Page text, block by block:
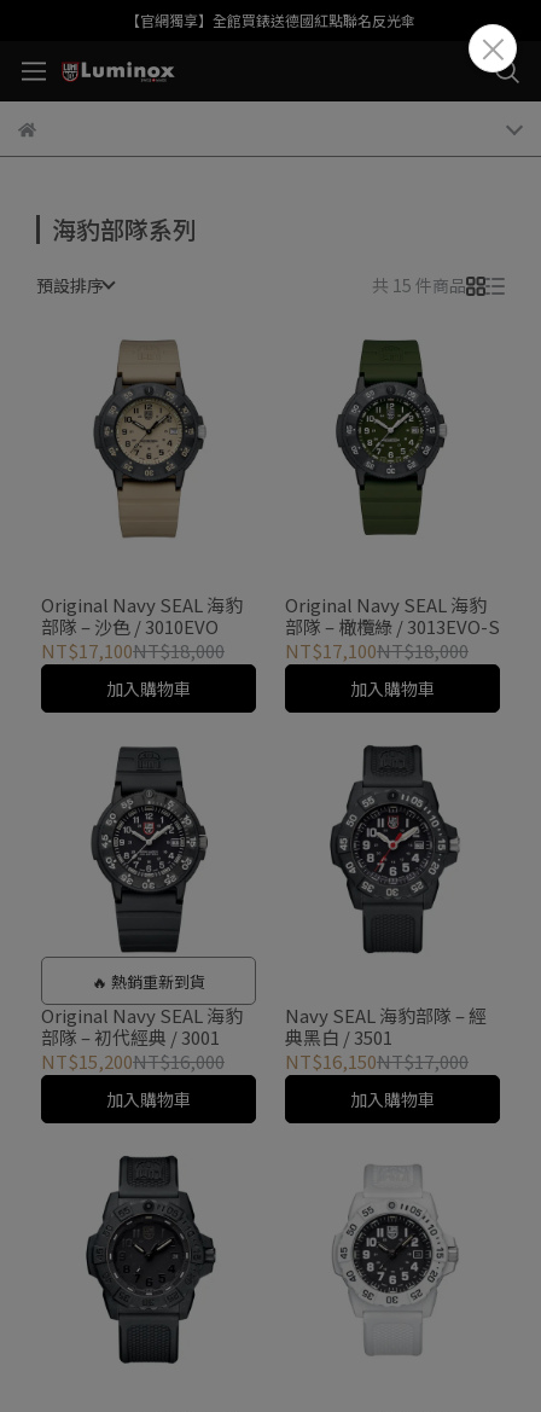
【官網獨享】全館買錶送德國紅點聯名反光傘
海豹部隊系列
預設排序 共 15 件商品
Original Navy SEAL 海豹
部隊 – 沙色 / 3010EVO
NT$17,100NT$18,000
加入購物車
Original Navy SEAL 海豹
部隊 – 橄欖綠 / 3013EVO-S
NT$17,100NT$18,000
加入購物車
🔥 熱銷重新到貨
Original Navy SEAL 海豹
部隊 – 初代經典 / 3001
NT$15,200NT$16,000
加入購物車
Navy SEAL 海豹部隊 – 經
典黑白 / 3501
NT$16,150NT$17,000
加入購物車